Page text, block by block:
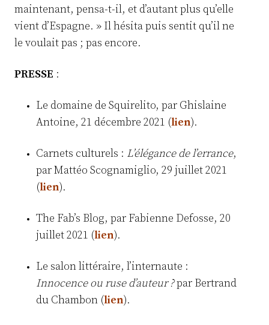
maintenant, pensa-t-il, et d’autant plus qu’elle
vient d’Espagne. » Il hésita puis sentit qu’il ne
le voulait pas ; pas encore.
PRESSE :
Le domaine de Squirelito, par Ghislaine
Antoine, 21 décembre 2021 (lien).
Carnets culturels : L’élégance de l’errance,
par Mattéo Scognamiglio, 29 juillet 2021
(lien).
The Fab’s Blog, par Fabienne Defosse, 20
juillet 2021 (lien).
Le salon littéraire, l’internaute :
Innocence ou ruse d’auteur ?par Bertrand
du Chambon (lien).